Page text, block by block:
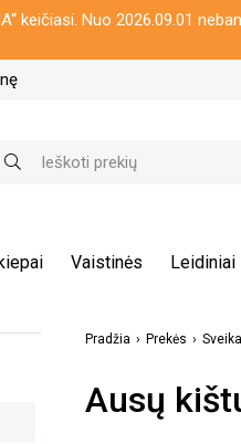
keičiasi. Nuo 2026.09.01
Vaistinės Leidiniai
Pradžia Prekės
Ausų